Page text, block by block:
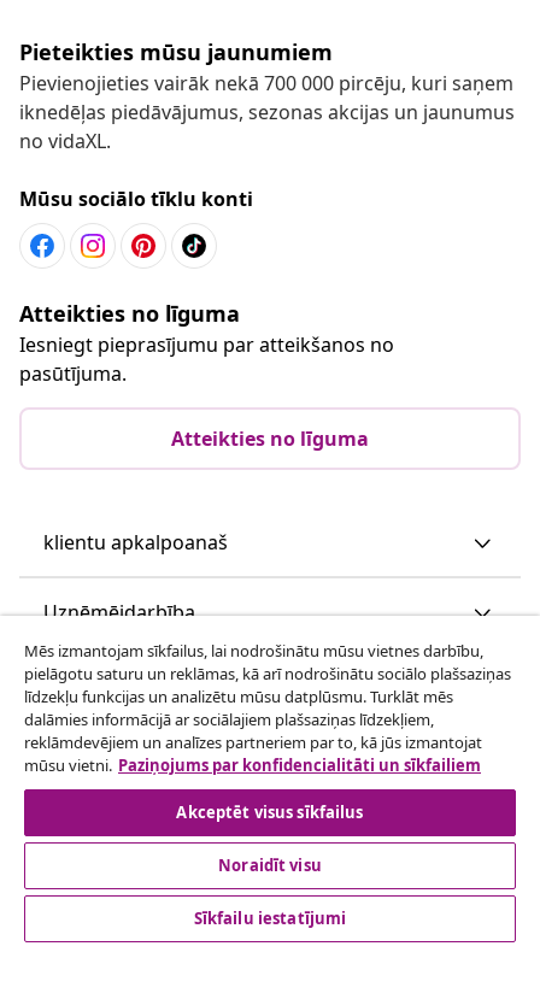
Pieteikties mūsu jaunumiem
Pievienojieties vairāk nekā 700 000 pircēju, kuri saņem
iknedēļas piedāvājumus, sezonas akcijas un jaunumus
no vidaXL.
Mūsu sociālo tīklu konti
Atteikties no līguma
Iesniegt pieprasījumu par atteikšanos no
pasūtījuma.
Atteikties no līguma
klientu apkalpoanaš
Uzņēmējdarbība
vidaXL
Apskatiet vairāk
© 2008-2026 vidaXL www.vidaxl.lv ir vidaXL Marketplace
Mēs izmantojam sīkfailus, lai nodrošinātu mūsu vietnes darbību,
pielāgotu saturu un reklāmas, kā arī nodrošinātu sociālo plašsaziņas
līdzekļu funkcijas un analizētu mūsu datplūsmu. Turklāt mēs
dalāmies informācijā ar sociālajiem plašsaziņas līdzekļiem,
reklāmdevējiem un analīzes partneriem par to, kā jūs izmantojat
mūsu vietni. Paziņojums par konfidencialitāti un sīkfailiem
Akceptēt visus sīkfailus
Noraidīt visu
Sīkfailu iestatījumi